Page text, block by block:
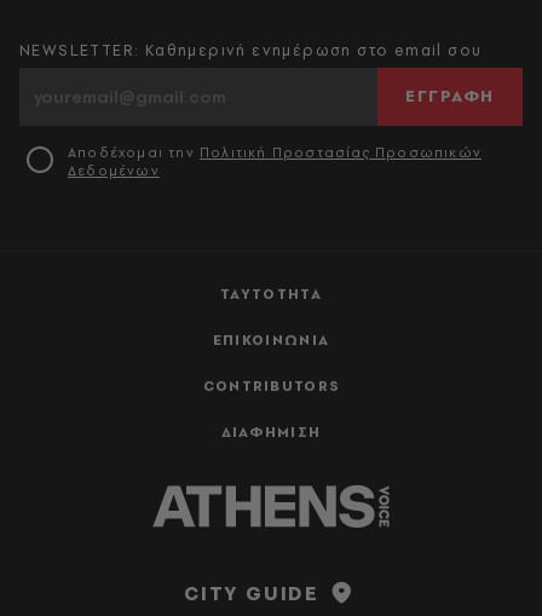
ΤΑΥΤΟΤΗΤΑ
ΕΠΙΚΟΙΝΩΝΙΑ
CONTRIBUTORS
ΔΙΑΦΗΜΙΣΗ
NEWSLETTER: Καθημερινή ενημέρωση στο email σου
ΕΓΓΡΑΦΗ
Αποδέχομαι την Πολιτική Προστασίας Προσωπικών
Δεδομένων
CITY GUIDE